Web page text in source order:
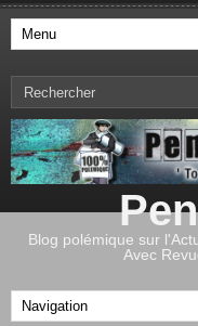
Blog polémique sur
Avec